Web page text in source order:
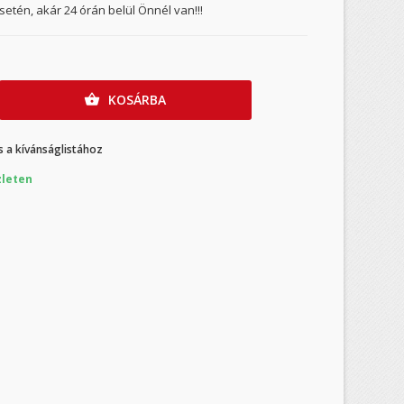
akár 24 órán belül Önnél van!!!
 KOSÁRBA
a kívánságlistához